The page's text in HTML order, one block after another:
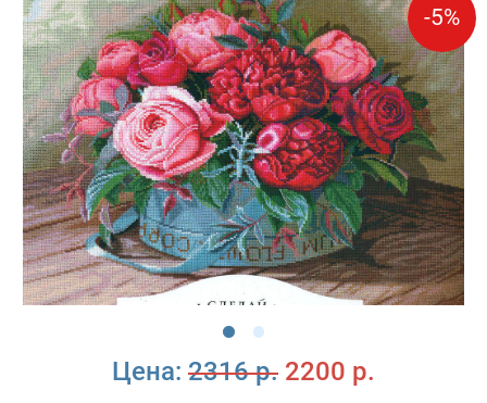
-5%
Цена: 2316 р. 2200 р.